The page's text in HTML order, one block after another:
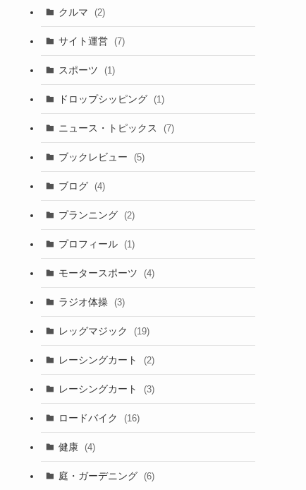
クルマ (2)
サイト運営 (7)
スポーツ (1)
ドロップシッピング (1)
ニュース・トピックス (7)
ブックレビュー (5)
ブログ (4)
プランニング (2)
プロフィール (1)
モータースポーツ (4)
ラジオ体操 (3)
レッグマジック (19)
レーシングカート (2)
レーシングカート (3)
ロードバイク (16)
健康 (4)
庭・ガーデニング (6)